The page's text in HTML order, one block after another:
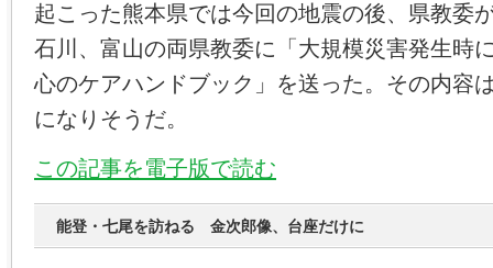
起こった熊本県では今回の地震の後、県教委
石川、富山の両県教委に「大規模災害発生時
心のケアハンドブック」を送った。その内容
になりそうだ。
この記事を電子版で読む
能登・七尾を訪ねる 金次郎像、台座だけに